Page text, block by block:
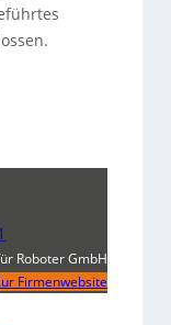
Roboter GmbH
Firmenwebsite